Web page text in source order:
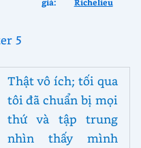
5
Thật vô ích; tối qua
tôi đã chuẩn bị mọi
thứ và tập trung
nhìn thấy mình